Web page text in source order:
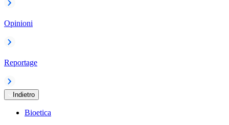
Opinioni
Reportage
Indietro
Bioetica